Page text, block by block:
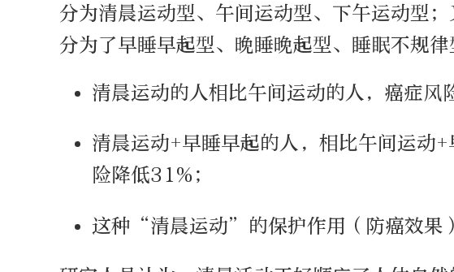
分为清晨运动型、午间运动型、下午运动型
分为了早睡早起型、晚睡晚起型、睡眠不规律
清晨运动的人相比午间运动的人，癌症风
清晨运动+早睡早起的人，相比午间运动
险降低31%；
这种“清晨运动”的保护作用（防癌效果